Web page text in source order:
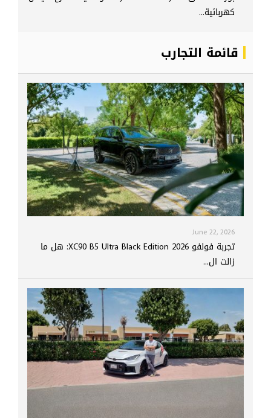
كهربائية...
قائمة التجارب
June 22, 2026
تجربة فولفو XC90 B5 Ultra Black Edition 2026: هل ما
زالت ال...